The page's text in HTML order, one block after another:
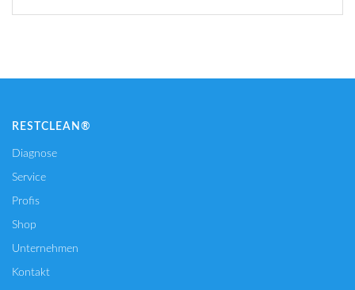
RESTCLEAN®
Diagnose
Service
Profis
Shop
Unternehmen
Kontakt